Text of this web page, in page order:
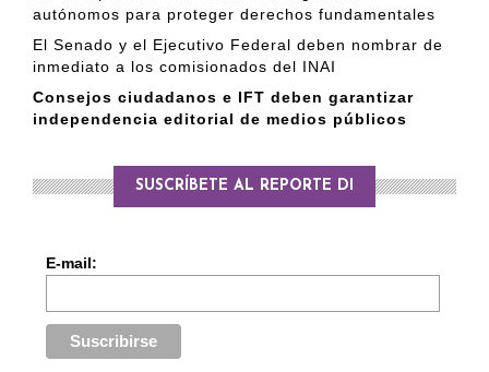
autónomos para proteger derechos fundamentales
El Senado y el Ejecutivo Federal deben nombrar de
inmediato a los comisionados del INAI
Consejos ciudadanos e IFT deben garantizar
independencia editorial de medios públicos
SUSCRÍBETE AL REPORTE DI
E-mail: